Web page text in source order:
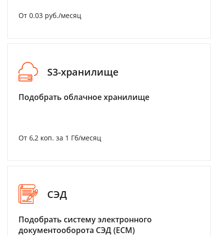
От 0.03 руб./месяц
S3-хранилище
Подобрать облачное хранилище
От 6,2 коп. за 1 Гб/месяц
СЭД
Подобрать систему электронного
документооборота СЭД (ECM)